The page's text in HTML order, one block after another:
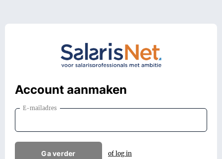
Account aanmaken
E-mailadres
Ga verder of log in